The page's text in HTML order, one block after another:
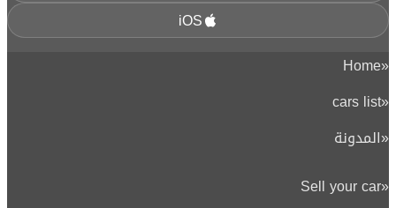
iOS
«
Home
«
cars list
«المدونة
«
Sell your car